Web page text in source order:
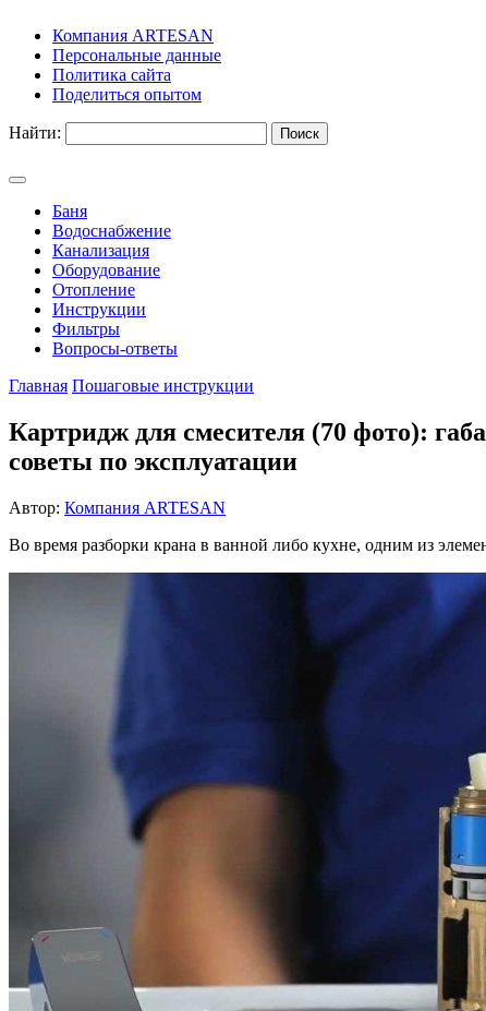
Компания ARTESAN
Персональные данные
Политика сайта
Поделиться опытом
Найти:
Баня
Водоснабжение
Канализация
Оборудование
Отопление
Инструкции
Фильтры
Вопросы-ответы
Главная Пошаговые инструкции
Картридж для смесителя (70 фото):
советы по эксплуатации
Автор: Компания ARTESAN
Во время разборки крана в ванной либо кухне, одним из